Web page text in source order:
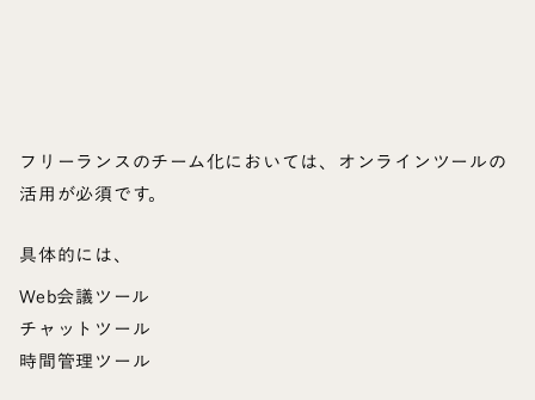
フリーランスのチーム化においては、オンラインツールの
活用が必須です。
具体的には、
Web会議ツール
チャットツール
時間管理ツール